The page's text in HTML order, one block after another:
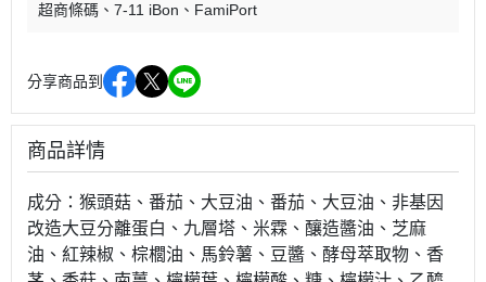
超商條碼
7-11 iBon FamiPort
分享商品到
商品詳情
成分：猴頭菇、番茄、大豆油、番茄、大豆油、非基因
改造大豆分離蛋白、九層塔、米霖、釀造醬油、芝麻
油、紅辣椒、棕櫚油、馬鈴薯、豆醬、酵母萃取物、香